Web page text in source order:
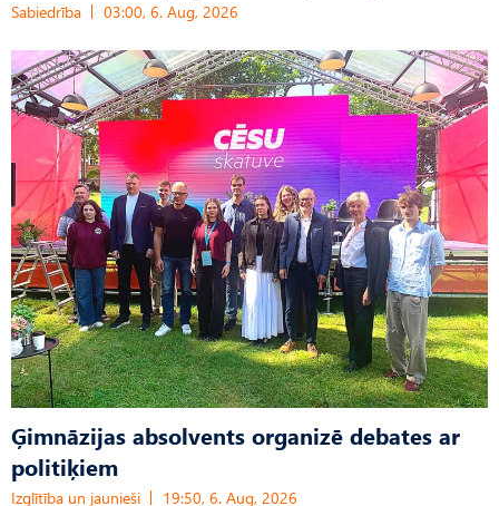
Sabiedrība 03:00, 6. Aug, 2026
Ģimnāzijas absolvents organizē debates ar
politiķiem
Izglītība un jaunieši 19:50, 6. Aug, 2026